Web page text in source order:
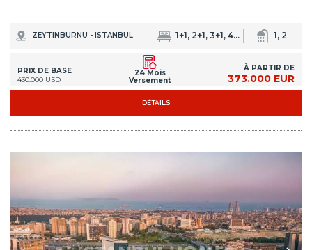
IST-0691
Appartements En Complexe avec Piscine à Istanbul
ZEYTINBURNU - ISTANBUL 2+1, 3+1, 4+1 1, 2
PRIX DE BASE
575.000 USD
À PARTIR DE
499.000 EUR